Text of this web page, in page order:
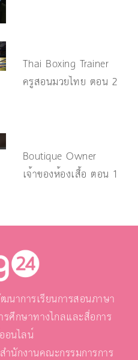
Thai Boxing Trainer
ครูสอนมวยไทย ตอน 2
Boutique Owner
เจ้าของห้องเสื้อ ตอน 1
นาการเรียนการสอนภาษา
รศึกษาทางไกลและสื่อการ
อนไลน์
นักงานคณะกรรมการการ